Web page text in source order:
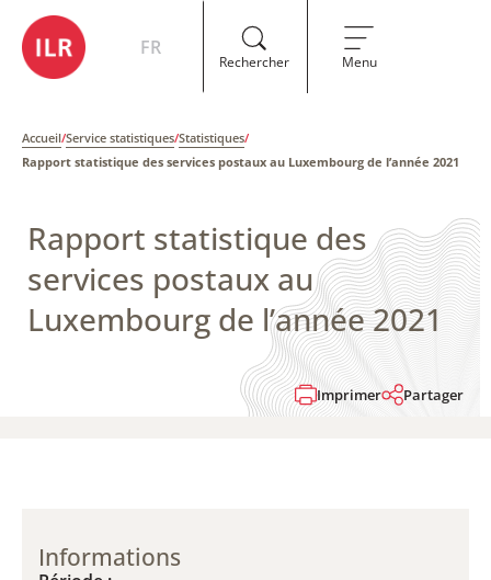
FR
Rechercher Menu
Accueil/Service statistiques/Statistiques/
Rapport statistique des services postaux au Luxembourg de l’année 2021
Rapport statistique des
services postaux au
Luxembourg de l’année 2021
Imprimer Partager
Informations